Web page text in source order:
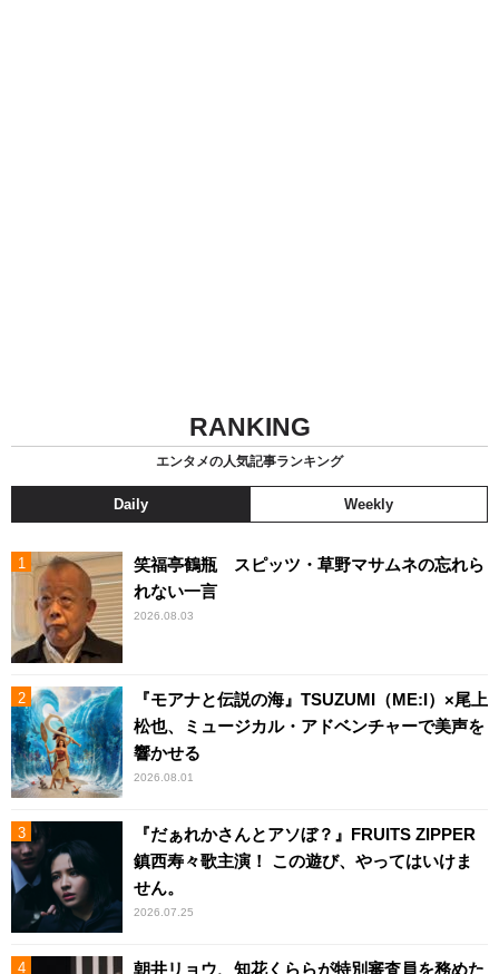
RANKING
エンタメの人気記事ランキング
Daily Weekly
笑福亭鶴瓶 スピッツ・草野マサムネの忘れら
れない一言
2026.08.03
『モアナと伝説の海』TSUZUMI（ME:I）×尾上
松也、ミュージカル・アドベンチャーで美声を
響かせる
2026.08.01
『だぁれかさんとアソぼ？』FRUITS ZIPPER
鎮西寿々歌主演！ この遊び、やってはいけま
せん。
2026.07.25
朝井リョウ、知花くららが特別審査員を務めた